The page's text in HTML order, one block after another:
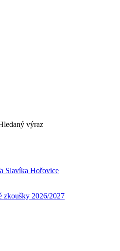
výraz
Slavíka Hořovice
zkoušky 2026/2027